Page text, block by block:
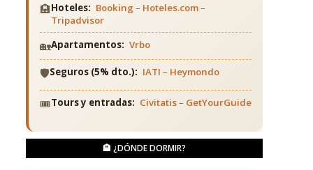
🏨Hoteles: Booking – Hoteles.com–
Tripadvisor
🏡Apartamentos: Vrbo
🛡️Seguros (5% dto.): IATI – Heymondo
🎟️Tours y entradas: Civitatis– GetYourGuide
🏨 ¿DÓNDE DORMIR?